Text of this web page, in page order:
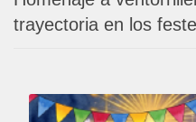
trayectoria en los